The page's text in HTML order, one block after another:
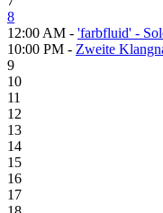
8
12:00 AM - 'farbfluid' -
10:00 PM - Zweite
9
10
11
12
13
14
15
16
17